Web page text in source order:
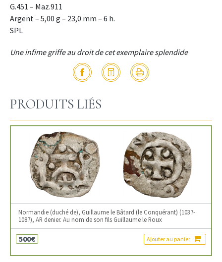
G.451 – Maz.911
Argent – 5,00 g – 23,0 mm – 6 h.
SPL
Une infime griffe au droit de cet exemplaire splendide
PRODUITS LIÉS
Normandie (duché de), Guillaume le Bâtard (le Conquérant) (1037-
1087), AR denier. Au nom de son fils Guillaume le Roux
500€ Ajouter au panier